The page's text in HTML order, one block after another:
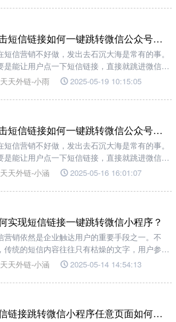
点击短信链接如何一键跳转微信公众号文章？
短信营销不好做，发出去石沉大海是常有的事。
是能让用户点一下短信链接，直接就跳进微信公
文章，那效果不得翻倍？这可不是什么天马行空
天天外链-小雨 2025-05-19 10:15:05
点击短信链接如何一键跳转微信公众号文章？
短信营销不好做，发出去石沉大海是常有的事。
是能让用户点一下短信链接，直接就跳进微信公
文章，那效果不得翻倍？这可不是什么天马行空
天天外链-小涵 2025-05-16 16:01:07
实现短信链接一键跳转微信小程序？
营销依然是企业触达用户的重要手段之一。不
传统的短信内容往往只有枯燥的文字，用户参与
，转化率也难以提升。但别担心，现在有了【天
直接跳转到微信小程序，让短信营销变得高效又
天天外链-小涵 2025-05-14 14:54:13
短信链接跳转微信小程序任意页面如何操作？